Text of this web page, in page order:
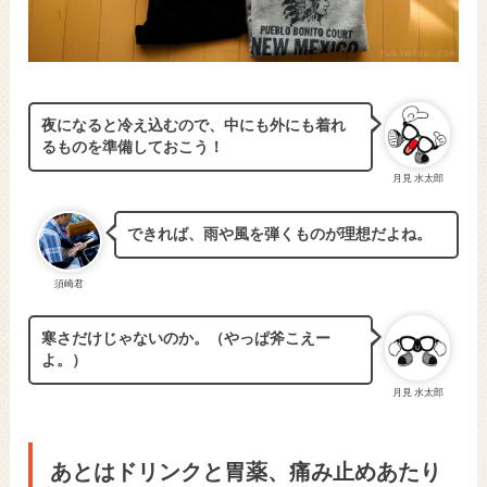
月見 水太郎
夜になると冷え込むので、中にも外にも着れ
るものを準備しておこう！
須崎君
できれば、雨や風を弾くものが理想だよね。
月見 水太郎
寒さだけじゃないのか。（やっぱ斧こえー
よ。）
あとはドリンクと胃薬、痛み止めあたり